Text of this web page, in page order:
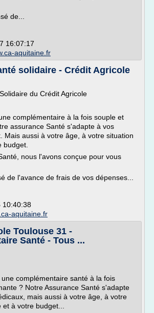
de...
16:07:17
aquitaine.fr
solidaire - Crédit Agricole
du Crédit Agricole
complémentaire à la fois souple et
assurance Santé s'adapte à vos
Mais aussi à votre âge, à votre situation
budget.
nous l'avons conçue pour vous
de l'avance de frais de vos dépenses...
10:40:38
aquitaine.fr
Toulouse 31 -
Santé - Tous ...
complémentaire santé à la fois
? Notre Assurance Santé s'adapte
mais aussi à votre âge, à votre
à votre budget...